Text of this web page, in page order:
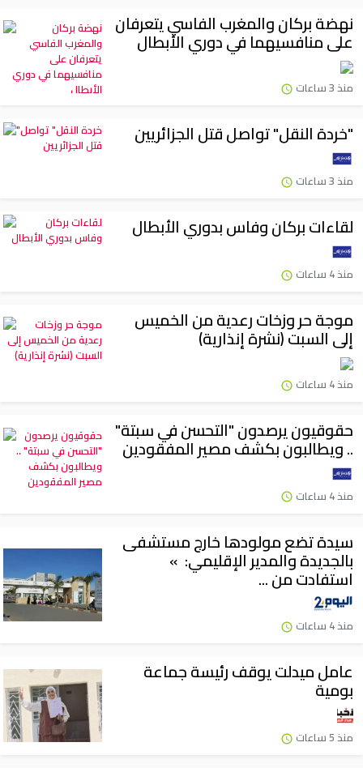
نهضة بركان والمغرب الفاسي يتعرفان
على منافسيهما في دوري الأبطال
منذ 3 ساعات
"خردة النقل" تواصل قتل الجزائريين
منذ 3 ساعات
لقاءات بركان وفاس بدوري الأبطال
منذ 4 ساعات
موجة حر وزخات رعدية من الخميس
إلى السبت (نشرة إنذارية)
منذ 4 ساعات
حقوقيون يرصدون "التحسن في سبتة"
.. ويطالبون بكشف مصير المفقودين
منذ 4 ساعات
سيدة تضع مولودها خارج مستشفى
بالجديدة والمدير الإقليمي: »
استفادت من ...
منذ 4 ساعات
عامل ميدلت يوقف رئيسة جماعة
بومية
منذ 5 ساعات